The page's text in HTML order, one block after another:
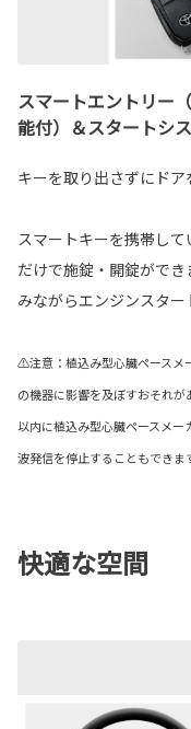
スマートエントリー
能付）＆スタートシ
キーを取り出さずにドア
スマートキーを携帯し
だけで施錠・開錠がで
みながらエンジンスター
⚠注意：植込み型心臓ペースメ
の機器に影響を及ぼすおそれ
以内に植込み型心臓ペースメ
波発信を停止することもできま
快適な空間